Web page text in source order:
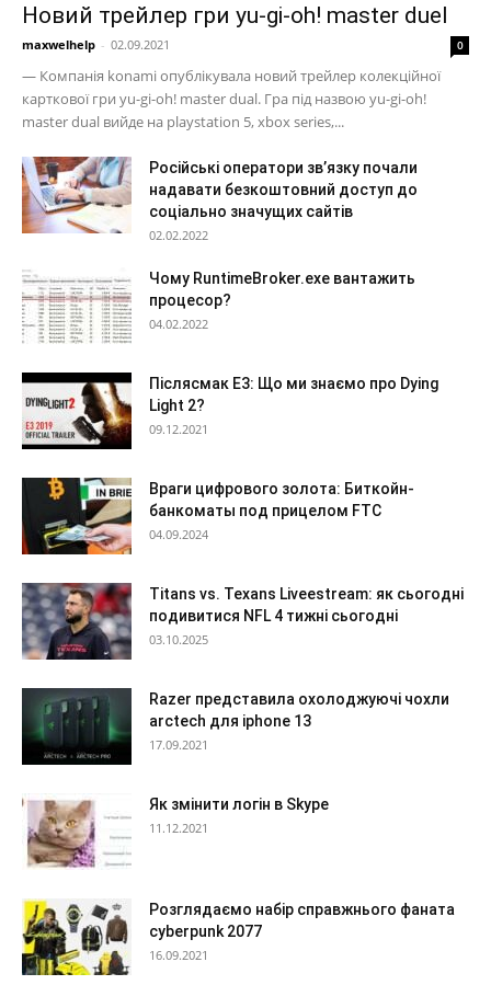
Новий трейлер гри yu-gi-oh! master duel
maxwelhelp - 02.09.2021 0
— Компанія konami опублікувала новий трейлер колекційної
карткової гри yu-gi-oh! master dual. Гра під назвою yu-gi-oh!
master dual вийде на playstation 5, xbox series,...
Російські оператори зв’язку почали
надавати безкоштовний доступ до
соціально значущих сайтів
02.02.2022
Чому RuntimeBroker.exe вантажить
процесор?
04.02.2022
Післясмак Е3: Що ми знаємо про Dying
Light 2?
09.12.2021
Враги цифрового золота: Биткойн-
банкоматы под прицелом FTC
04.09.2024
Titans vs. Texans Liveestream: як сьогодні
подивитися NFL 4 тижні сьогодні
03.10.2025
Razer представила охолоджуючі чохли
arctech для iphone 13
17.09.2021
Як змінити логін в Skype
11.12.2021
Розглядаємо набір справжнього фаната
cyberpunk 2077
16.09.2021